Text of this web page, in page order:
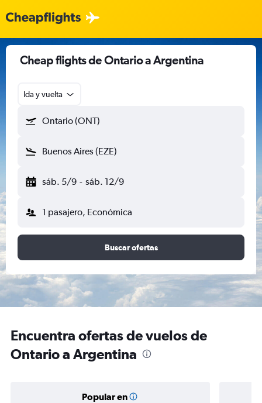
Cheap flights de Ontario a Argentina
Ida y vuelta
Ontario (ONT)
Buenos Aires (EZE)
sáb. 5/9 - sáb. 12/9
1 pasajero, Económica
Buscar ofertas
Encuentra ofertas de vuelos de
Ontario a Argentina
Popular en